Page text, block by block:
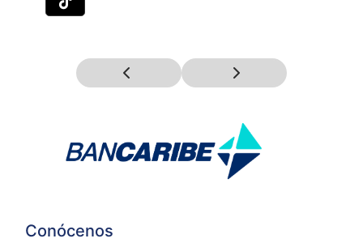
Conócenos